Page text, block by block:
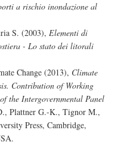
a rischio inondazione al
S. (2003), Elementi di
- Lo stato dei litorali
Change (2013), Climate
Contribution of Working
the Intergovernmental Panel
Plattner G.-K., Tignor M.,
Press, Cambridge,